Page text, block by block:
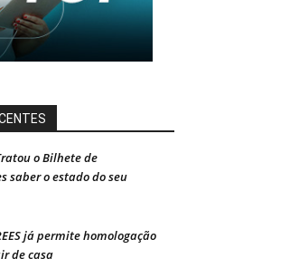
o Bilhete de
saber o estado do seu
já permite homologação
de casa